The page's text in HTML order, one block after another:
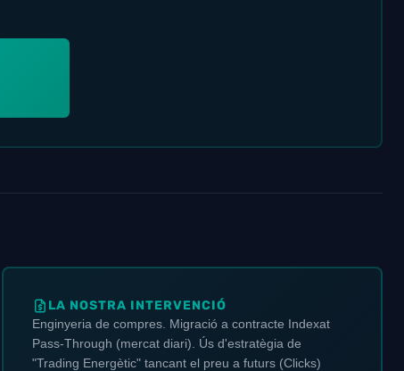
LA NOSTRA INTERVENCIÓ
Enginyeria de compres. Migració a contracte Indexat
Pass-Through (mercat diari). Ús d'estratègia de
"Trading Energètic" tancant el preu a futurs (Clicks)